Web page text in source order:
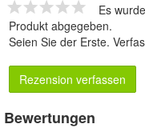
Es
Produkt abgegeben.
Seien Sie der Erste.
Rezension verfassen
Bewertungen